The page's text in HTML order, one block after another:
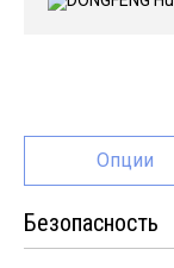
Опции
Безопасность